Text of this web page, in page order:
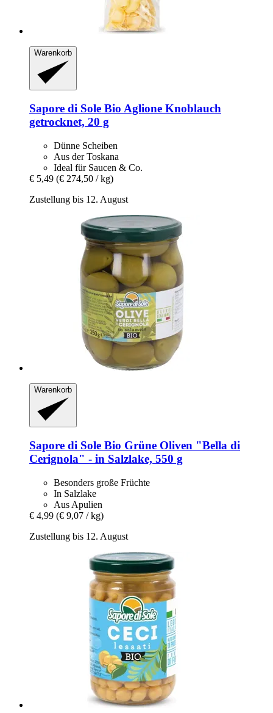
Warenkorb
Sapore di Sole Bio Aglione Knoblauch
getrocknet, 20 g
Dünne Scheiben
Aus der Toskana
Ideal für Saucen & Co.
€ 5,49 (€ 274,50 / kg)
Zustellung bis 12. August
Warenkorb
Sapore di Sole Bio Grüne Oliven "Bella di
Cerignola" -​ in Salzlake, 550 g
Besonders große Früchte
In Salzlake
Aus Apulien
€ 4,99 (€ 9,07 / kg)
Zustellung bis 12. August